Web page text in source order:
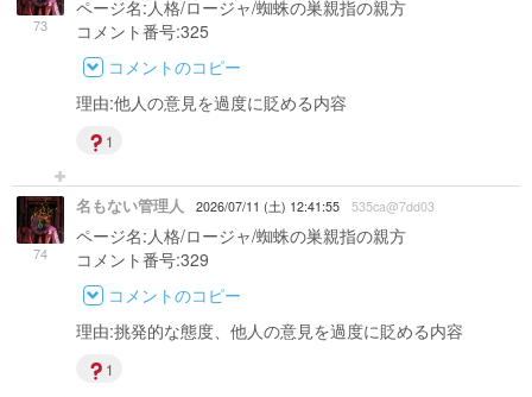
73
ページ名:人格/ロージャ/蜘蛛の巣親指の親方
コメント番号:325
コメントのコピー
理由:他人の意見を過度に貶める内容
1
74
名もない管理人 2026/07/11 (土) 12:41:55 535ca@7dd03
ページ名:人格/ロージャ/蜘蛛の巣親指の親方
コメント番号:329
コメントのコピー
理由:挑発的な態度、他人の意見を過度に貶める内容
1